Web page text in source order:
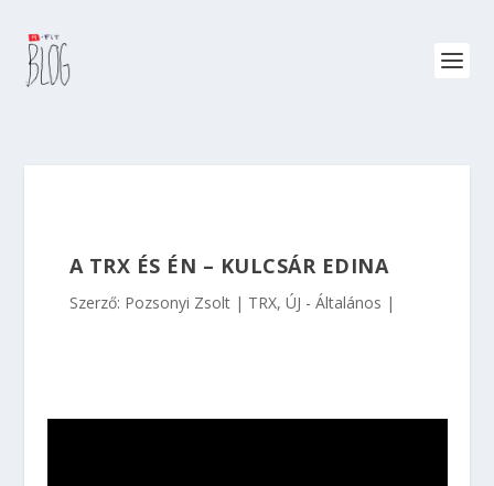
A TRX ÉS ÉN – KULCSÁR EDINA
Szerző: Pozsonyi Zsolt TRX, ÚJ - Általános